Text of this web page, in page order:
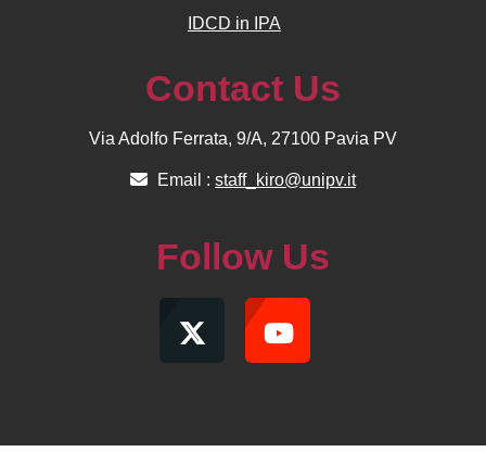
IDCD in IPA
Contact Us
Via Adolfo Ferrata, 9/A, 27100 Pavia PV
Email : staff_kiro@unipv.it
Follow Us